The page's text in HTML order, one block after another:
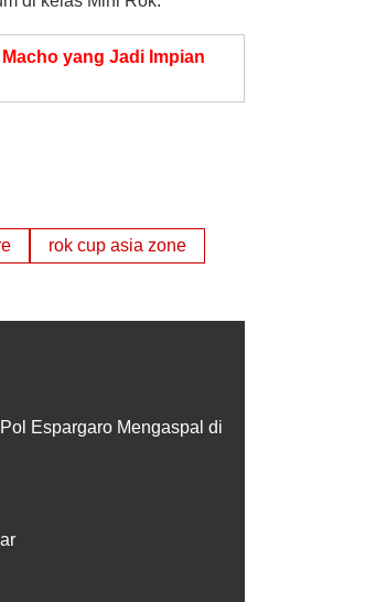
yang Jadi Impian
rok cup asia zone
Espargaro Mengaspal di